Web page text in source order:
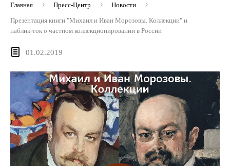
Главная Пресс-Центр
Новости
Презентация книги "Михаил и Иван Морозовы. Коллекции" и
паблик-ток о частном коллекционировании в России
01.02.2019